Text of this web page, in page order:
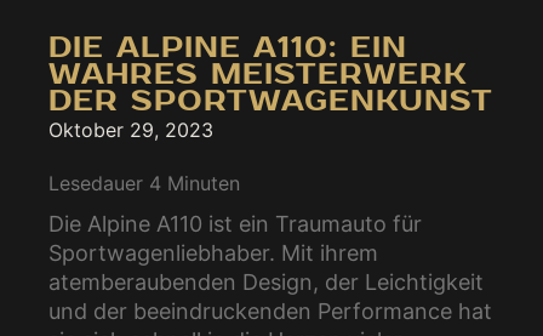
DIE ALPINE A110: EIN
WAHRES MEISTERWERK
DER SPORTWAGENKUNST
Oktober 29, 2023
Lesedauer 4 Minuten
Die Alpine A110 ist ein Traumauto für
Sportwagenliebhaber. Mit ihrem
atemberaubenden Design, der Leichtigkeit
und der beeindruckenden Performance hat